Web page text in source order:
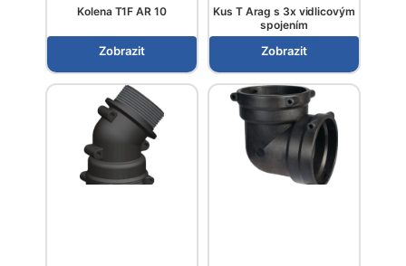
Kolena T1F AR 10
Zobrazit
Kus T Arag s 3x vidlicovým
spojením
Zobrazit